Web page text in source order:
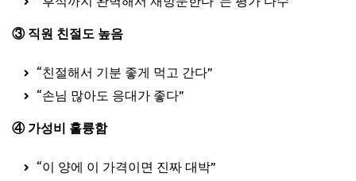
③ 직원 친절도 높음
“친절해서 기분 좋게 먹고 간다”
“손님 많아도 응대가 좋다”
④ 가성비 훌륭함
“이 양에 이 가격이면 진짜 대박”